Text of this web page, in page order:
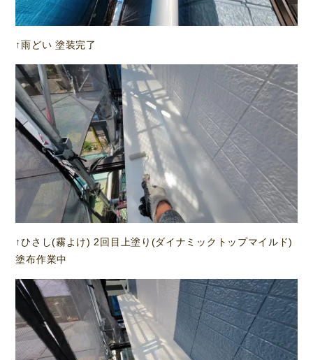
↑雨どい 塗装完了
↑ひさし(霧よけ) 2回目上塗り(ダイナミックトップマイルド)
塗布作業中